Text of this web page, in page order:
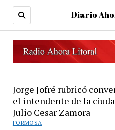
Diario
Jorge Jofré rubricó
el intendente de la
Julio Cesar Zamora
FORMOSA